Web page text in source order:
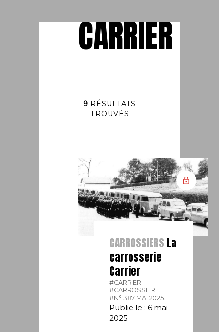
CARRIER
9 RÉSULTATS
TROUVÉS
CARROSSIERS La
carrosserie
Carrier
#CARRIER.
#CARROSSIER.
#N° 387 MAI 2025.
Publié le : 6 mai
2025